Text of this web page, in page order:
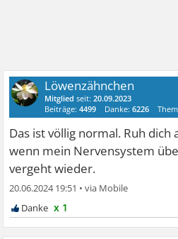
Löwenzähnchen
Mitglied seit:20.09.2023
Beiträge:4499 Danke:6226
Das ist völlig normal. Ruh dich
wenn mein Nervensystem
vergeht wieder.
20.06.2024 19:51 •
x 1